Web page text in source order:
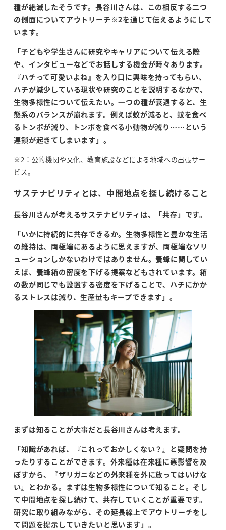
種が絶滅したそうです。長谷川さんは、この相反する二つ
の側面についてアウトリーチ ※2を通じて伝えるようにして
います。
「子どもや学生さんに研究やキャリアについて伝える際
や、インタビューなどでお話しする機会が時々あります。
『ハチって可愛いよね』を入り口に興味を持ってもらい、
ハチが減少している現状や研究のことを説明するなかで、
生物多様性について伝えたい。一つの種が衰退すると、生
態系のバランスが崩れます。例えば蚊が減ると、蚊を食べ
るトンボが減り、トンボを食べる小動物が減り …… という
連鎖が起きてしまいます」。
※2：公的機関や文化、教育施設などによる地域への出張サー
ビス。
サステナビリティとは、中間地点を探し続けること
長谷川さんが考えるサステナビリティは、「共存」です。
「いかに持続的に共存できるか。生物多様性と豊かな生活
の維持は、両極端にあるように思えますが、両極端なソリ
ューションしかないわけではありません。養蜂に関してい
えば、養蜂箱の密度を下げる提案などもされています。箱
の数が同じでも設置する密度を下げることで、ハチにかか
るストレスは減り、生産量もキープできます」。
まずは知ることが大事だと長谷川さんは考えます。
「知識があれば、『これっておかしくない？』と疑問を持
ったりすることができます。外来種は在来種に悪影響を及
ぼすから、『ザリガニなどの外来種を外に放ってはいけな
い』とわかる。まずは生物多様性について知ること。そし
て中間地点を探し続けて、共存していくことが重要です。
研究に取り組みながら、その延長線上でアウトリーチをし
て問題を提示していきたいと思います」。